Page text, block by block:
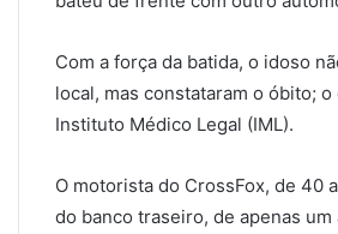
Com a força da batida, o idoso
local, mas constataram o óbito;
Instituto Médico Legal (IML).
O motorista do CrossFox, de 40
do banco traseiro, de apenas